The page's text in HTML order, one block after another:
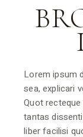
Lorem ipsum
sea, explicari
Quot
tantas
liber facilisi